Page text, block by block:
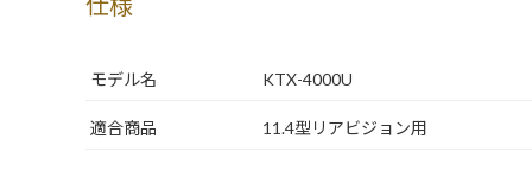
モデル名 KTX-4000U
適合商品 11.4型リアビジョン用